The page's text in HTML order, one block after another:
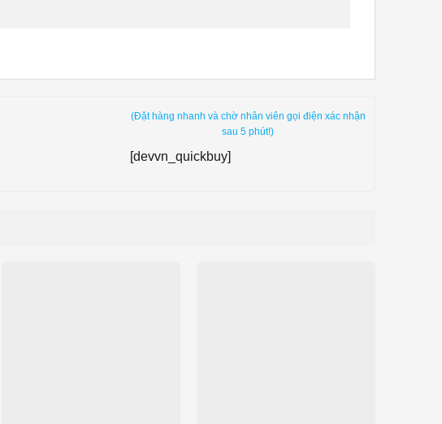
(Đặt hàng nhanh và chờ nhân viên gọi điện xác nhận
sau 5 phút!)
[devvn_quickbuy]